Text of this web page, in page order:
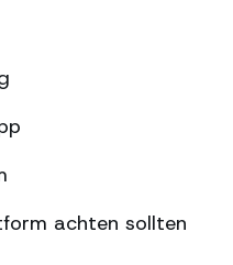
achten sollten